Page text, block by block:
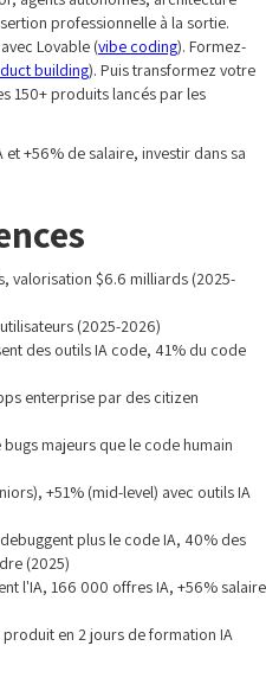
professionnelle à la sortie.
Lovable (vibe coding). Formez-
building). Puis transformez votre
150+ produits lancés par les
+56% de salaire, investir dans sa
valorisation $6.6 milliards (2025-
(2025-2026)
des outils IA code, 41% du code
enterprise par des citizen
majeurs que le code humain
+51% (mid-level) avec outils IA
plus le code IA, 40% des
(2025)
l'IA, 166 000 offres IA, +56% salaire
en 2 jours de formation IA